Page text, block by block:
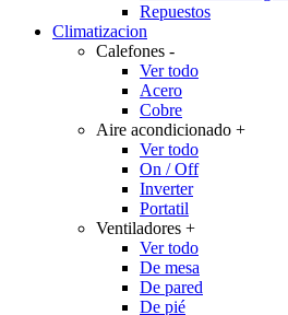
Repuestos
Climatizacion
Calefones -
Ver todo
Acero
Cobre
Aire acondicionado +
Ver todo
On / Off
Inverter
Portatil
Ventiladores +
Ver todo
De mesa
De pared
De pié